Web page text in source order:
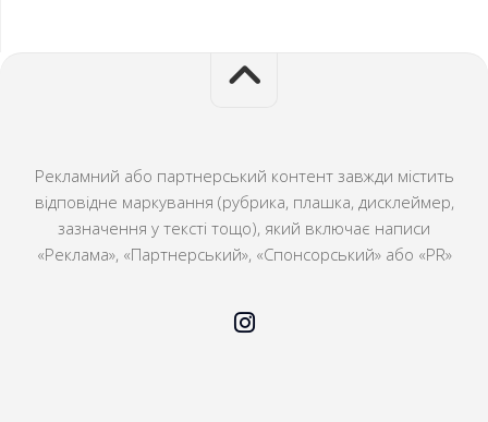
Рекламний або партнерський контент завжди містить
відповідне маркування (рубрика, плашка, дисклеймер,
зазначення у тексті тощо), який включає написи
«Реклама», «Партнерський», «Спонсорський» або «PR»